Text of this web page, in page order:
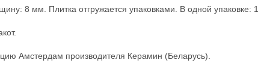
8 мм. Плитка отгружается упаковками. В одной упаковке:
Амстердам производителя Керамин (Беларусь).